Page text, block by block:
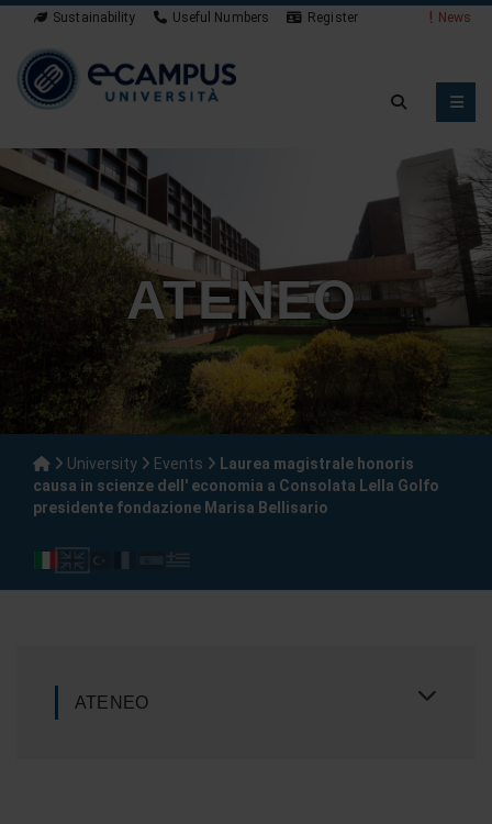
Sustainability Useful Numbers Register News
ATENEO
University Events
Laurea magistrale honoris
causa in scienze dell' economia a Consolata Lella Golfo
presidente fondazione Marisa Bellisario
ATENEO